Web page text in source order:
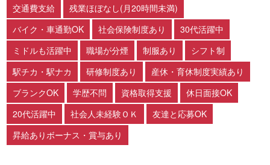
交通費支給
残業ほぼなし(月20時間未満)
バイク・車通勤OK
社会保険制度あり
30代活躍中
ミドルも活躍中
職場が分煙 制服あり
シフト制
駅チカ・駅ナカ
研修制度あり
産休・育休制度実績あり
ブランクOK
学歴不問 資格取得支援
休日面接OK
20代活躍中
社会人未経験ＯＫ
友達と応募OK
昇給ありボーナス・賞与あり